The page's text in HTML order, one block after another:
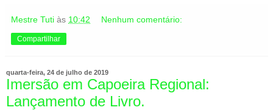
Mestre Tuti às 10:42 Nenhum comentário:
Compartilhar
quarta-feira, 24 de julho de 2019
Imersão em Capoeira Regional:
Lançamento de Livro.